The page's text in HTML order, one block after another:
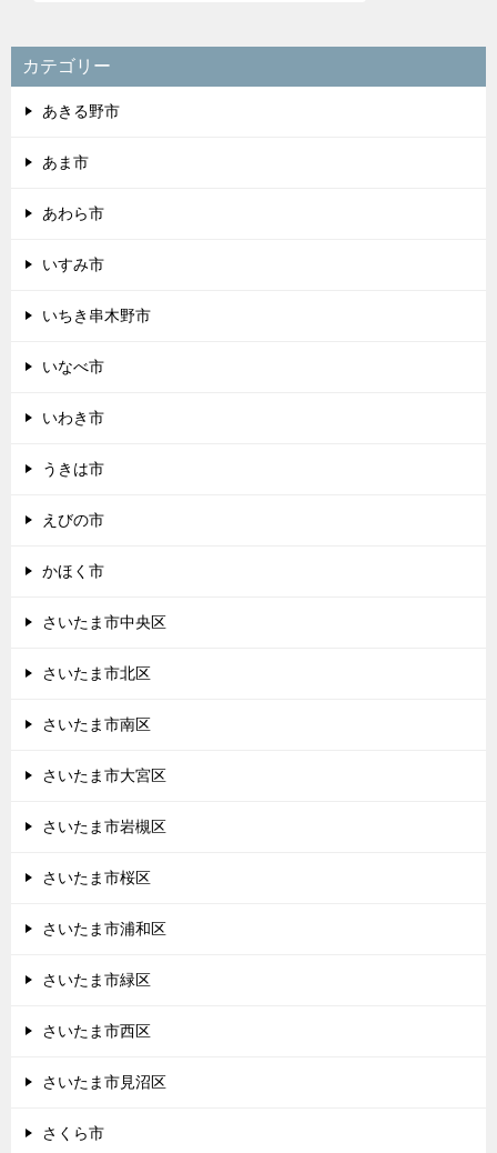
カテゴリー
あきる野市
あま市
あわら市
いすみ市
いちき串木野市
いなべ市
いわき市
うきは市
えびの市
かほく市
さいたま市中央区
さいたま市北区
さいたま市南区
さいたま市大宮区
さいたま市岩槻区
さいたま市桜区
さいたま市浦和区
さいたま市緑区
さいたま市西区
さいたま市見沼区
さくら市